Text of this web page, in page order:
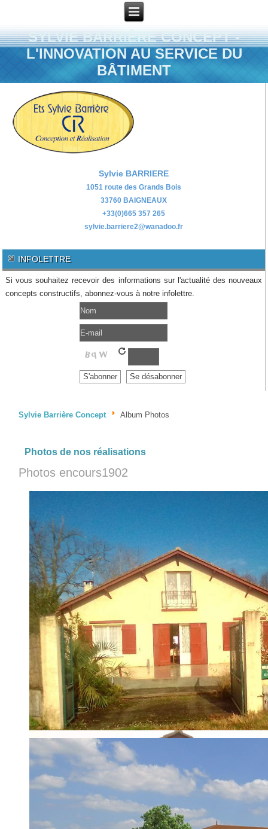
SYLVIE BARRIÈRE CONCEPT -
L'INNOVATION AU SERVICE DU
BÂTIMENT
Sylvie BARRIERE
1051 route des Grands Bois
33760 BAIGNEAUX
+33(0)665 357 265
sylvie.barriere2@wanadoo.fr
INFOLETTRE
Si vous souhaitez recevoir des informations sur l'actualité des nouveaux
concepts constructifs, abonnez-vous à notre infolettre.
Sylvie Barrière Concept Album Photos
Photos de nos réalisations
Photos encours1902